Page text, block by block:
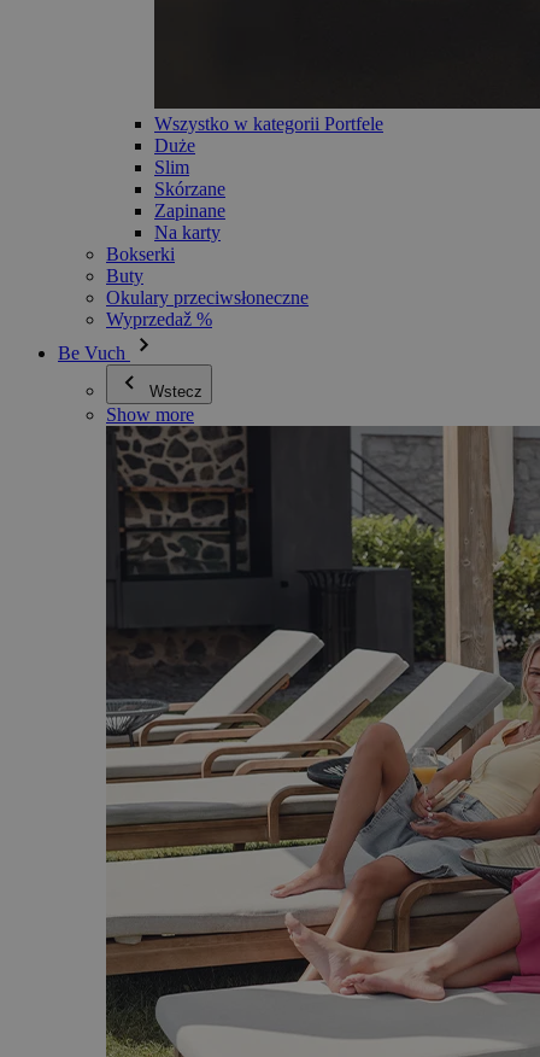
Wszystko w kategorii Portfele
Duże
Slim
Skórzane
Zapinane
Na karty
Bokserki
Buty
Okulary przeciwsłoneczne
Wyprzedaž %
Be Vuch
Wstecz
Show more